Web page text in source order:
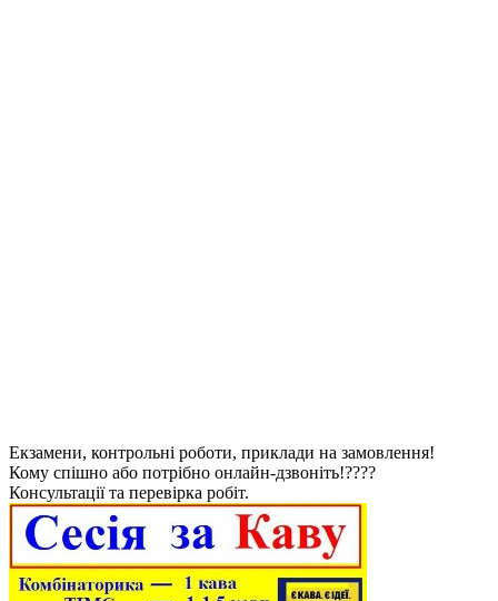
Екзамени, контрольні роботи, приклади на замовлення!
Кому спішно або потрібно онлайн-дзвоніть!????
Консультації та перевірка робіт.